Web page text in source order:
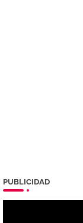
PUBLICIDAD